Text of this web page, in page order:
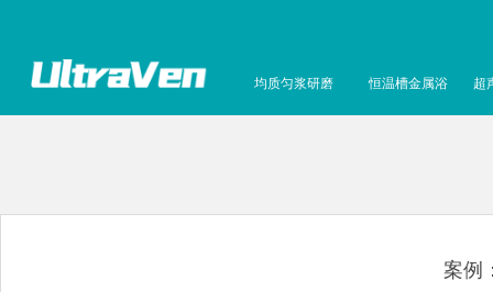
均质匀浆研磨 恒温槽金属浴 超
案例